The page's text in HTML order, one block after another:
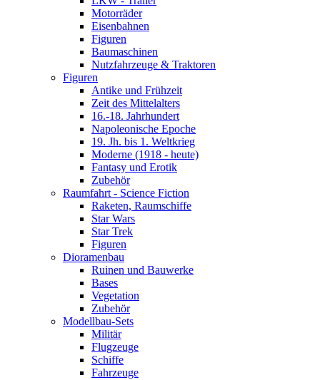
Motorräder
Eisenbahnen
Figuren
Baumaschinen
Nutzfahrzeuge & Traktoren
Figuren
Antike und Frühzeit
Zeit des Mittelalters
16.-18. Jahrhundert
Napoleonische Epoche
19. Jh. bis 1. Weltkrieg
Moderne (1918 - heute)
Fantasy und Erotik
Zubehör
Raumfahrt - Science Fiction
Raketen, Raumschiffe
Star Wars
Star Trek
Figuren
Dioramenbau
Ruinen und Bauwerke
Bases
Vegetation
Zubehör
Modellbau-Sets
Militär
Flugzeuge
Schiffe
Fahrzeuge